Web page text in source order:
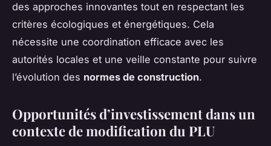
des approches innovantes tout en respectant les
critères écologiques et énergétiques. Cela
nécessite une coordination efficace avec les
autorités locales et une veille constante pour suivre
l’évolution des normes de construction.
Opportunités d’investissement dans un
contexte de modification du PLU